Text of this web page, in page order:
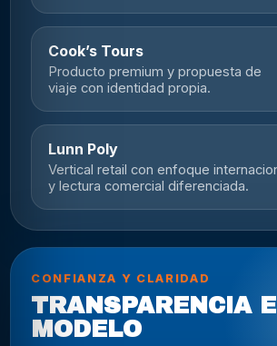
Cook’s Tours
Producto premium y propuesta de
viaje con identidad propia.
Lunn Poly
Vertical retail con enfoque
y lectura comercial diferenciada.
CONFIANZA Y CLARIDAD
TRANSPARENCIA
MODELO